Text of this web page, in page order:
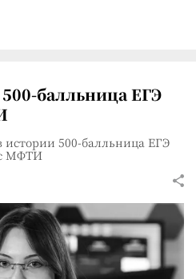
балльница ЕГЭ
500-балльница ЕГЭ
МФТИ